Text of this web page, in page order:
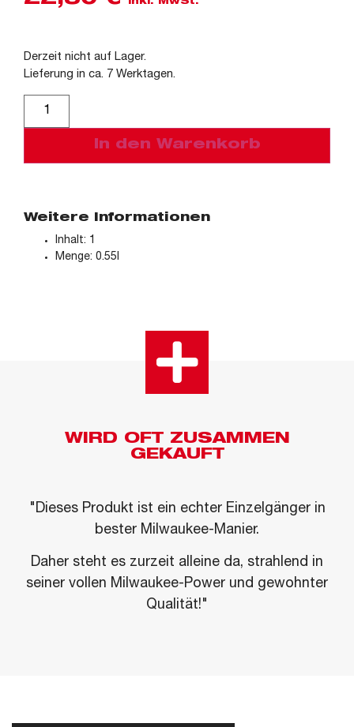
Derzeit nicht auf Lager.
Lieferung in ca. 7 Werktagen.
In den Warenkorb
Weitere Informationen
Inhalt: 1
Menge: 0.55l
WIRD OFT ZUSAMMEN
GEKAUFT
"Dieses Produkt ist ein echter Einzelgänger in
bester Milwaukee-Manier.
Daher steht es zurzeit alleine da, strahlend in
seiner vollen Milwaukee-Power und gewohnter
Qualität!"